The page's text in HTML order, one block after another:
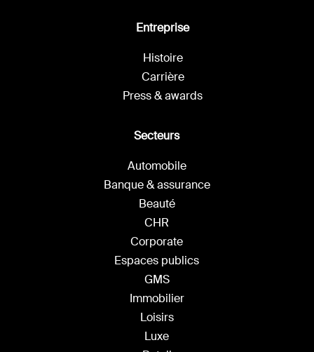
Secteurs
Automobile
Banque & assurance
Beauté
CHR
Corporate
Espaces publics
GMS
Immobilier
Loisirs
Luxe
Entreprise
Histoire
Carrière
Press & awards